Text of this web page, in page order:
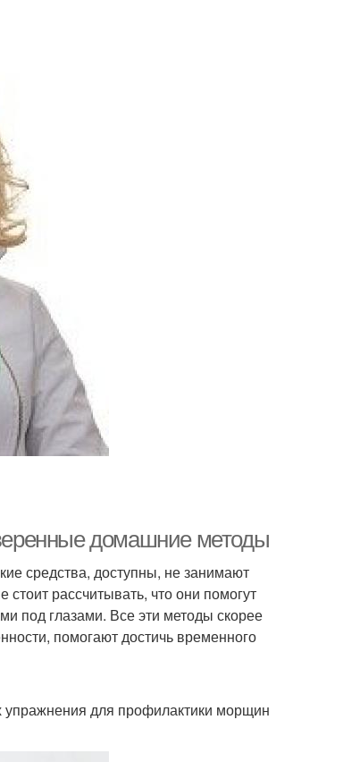
домашние методы
средства, доступны, не занимают
рассчитывать, что они помогут
под глазами. Все эти методы скорее
помогают достичь временного
для профилактики морщин